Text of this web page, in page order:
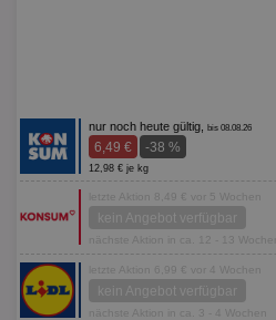
nur noch heute gültig, bis 08.08.26
6,49 € -38 %
12,98 € je kg
letzte Aktion 8,49 € vor 5 Wochen
kein Angebot verfügbar
nächste Aktion in ca. 12 - 13 Wochen
letzte Aktion 6,99 € vor 4 Wochen
kein Angebot verfügbar
nächste Aktion in ca. 3 - 4 Wochen